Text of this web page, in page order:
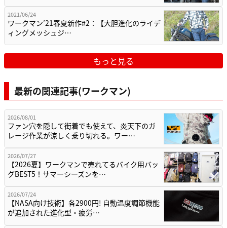
2021/06/24
ワークマン’21春夏新作#2：【大胆進化のライデ
ィングメッシュジ…
もっと見る
最新の関連記事(ワークマン)
2026/08/01
ファン穴を隠して街着でも使えて、炎天下のガ
レージ作業が涼しく乗り切れる。ワー…
2026/07/27
【2026夏】ワークマンで売れてるバイク用バッ
グBEST5！サマーシーズンを…
2026/07/24
【NASA向け技術】各2900円! 自動温度調節機能
が追加された進化型・疲労…